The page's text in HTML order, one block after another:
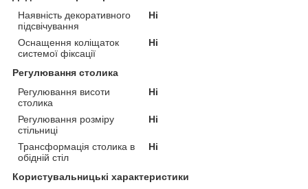
Наявність декоративного
підсвічування
Ні
Оснащення коліщаток
системої фіксації
Ні
Регулювання столика
Регулювання висоти
столика
Ні
Регулювання розміру
стільниці
Ні
Трансформація столика в
обідній стіл
Ні
Користувальницькі характеристики